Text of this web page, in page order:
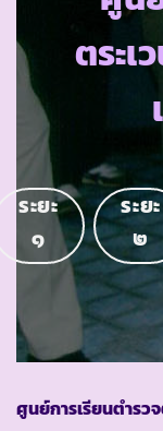
ตระเ
ระยะ
๑
ระยะ
๒
ศูนย์การเรียนตำรว